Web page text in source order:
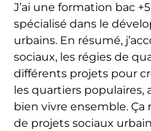
J’ai une formation bac
spécialisé dans le
urbains. En résumé,
sociaux, les régies de
différents projets pour
les quartiers
bien vivre ensemble.
de projets sociaux